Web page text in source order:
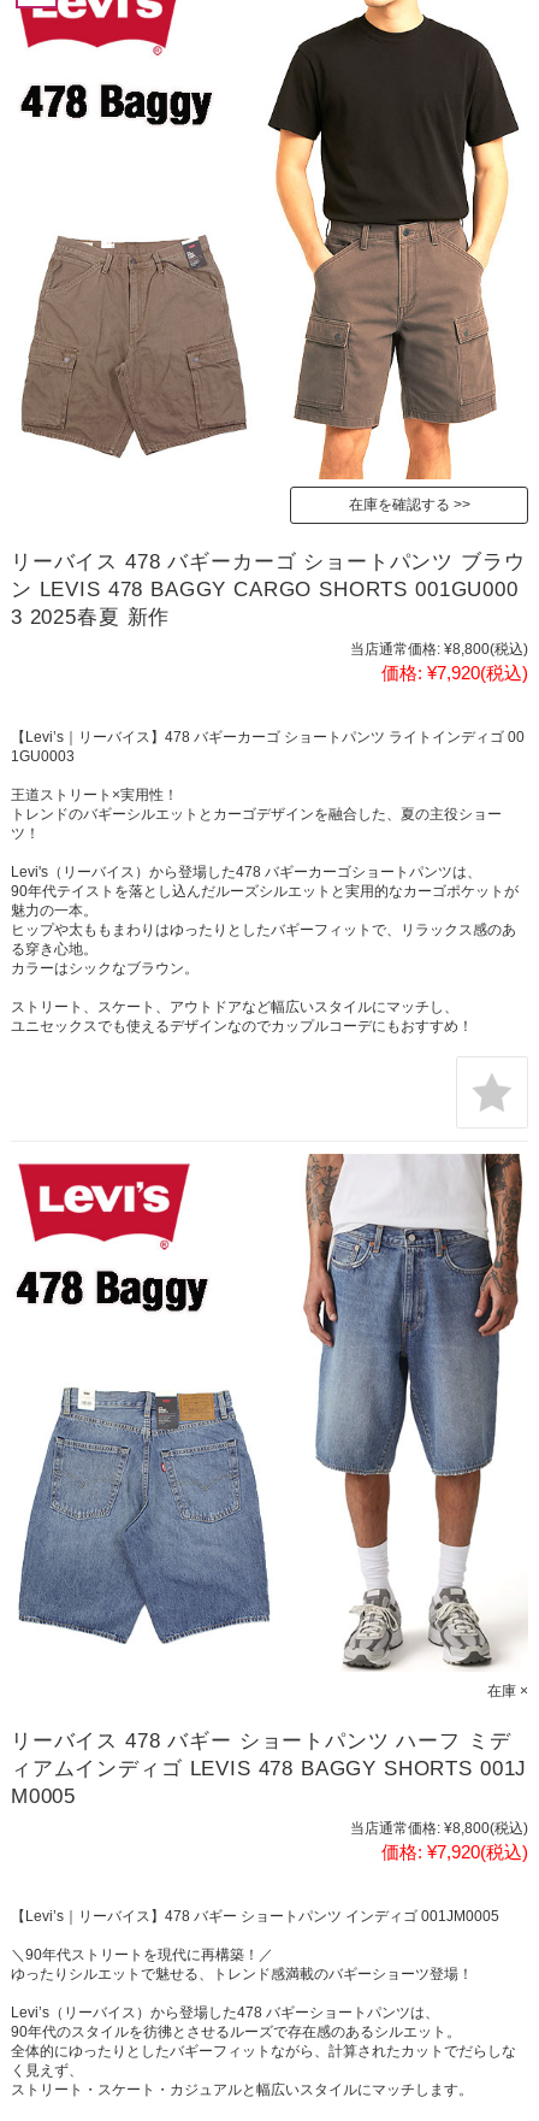
在庫を確認する
リーバイス 478 バギーカーゴ ショートパンツ ブラウ
ン LEVIS 478 BAGGY CARGO SHORTS 001GU000
3 2025春夏 新作
当店通常価格: ¥8,800(税込)
価格: ¥7,920(税込)
【Levi’s｜リーバイス】478 バギーカーゴ ショートパンツ ライトインディゴ 00
1GU0003
王道ストリート×実用性！
トレンドのバギーシルエットとカーゴデザインを融合した、夏の主役ショー
ツ！
Levi's（リーバイス）から登場した478 バギーカーゴショートパンツは、
90年代テイストを落とし込んだルーズシルエットと実用的なカーゴポケットが
魅力の一本。
ヒップや太ももまわりはゆったりとしたバギーフィットで、リラックス感のあ
る穿き心地。
カラーはシックなブラウン。
ストリート、スケート、アウトドアなど幅広いスタイルにマッチし、
ユニセックスでも使えるデザインなのでカップルコーデにもおすすめ！
在庫 ×
リーバイス 478 バギー ショートパンツ ハーフ ミデ
ィアムインディゴ LEVIS 478 BAGGY SHORTS 001J
M0005
当店通常価格: ¥8,800(税込)
価格: ¥7,920(税込)
【Levi’s｜リーバイス】478 バギー ショートパンツ インディゴ 001JM0005
＼90年代ストリートを現代に再構築！／
ゆったりシルエットで魅せる、トレンド感満載のバギーショーツ登場！
Levi’s（リーバイス）から登場した478 バギーショートパンツは、
90年代のスタイルを彷彿とさせるルーズで存在感のあるシルエット。
全体的にゆったりとしたバギーフィットながら、計算されたカットでだらしな
く見えず、
ストリート・スケート・カジュアルと幅広いスタイルにマッチします。